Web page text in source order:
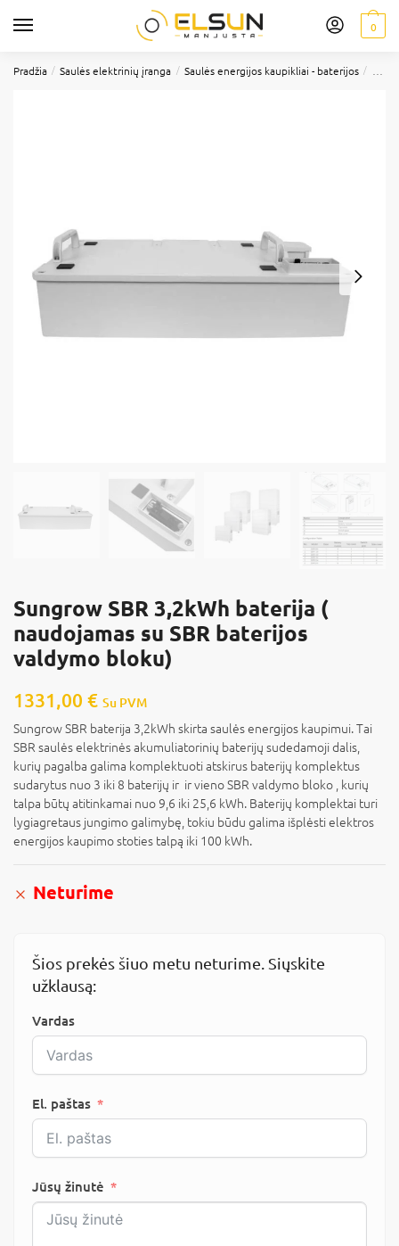
0
Pradžia / Saulės elektrinių įranga / Saulės energijos kaupikliai - baterijos /
Sungrow SBR 3,2kWh baterija (
naudojamas su SBR baterijos
valdymo bloku)
1331,00 € Su PVM
Sungrow SBR baterija 3,2kWh skirta saulės energijos kaupimui. Tai
SBR saulės elektrinės akumuliatorinių baterijų sudedamoji dalis,
kurių pagalba galima komplektuoti atskirus baterijų komplektus
sudarytus nuo 3 iki 8 baterijų ir ir vieno SBR valdymo bloko , kurių
talpa būtų atitinkamai nuo 9,6 iki 25,6 kWh. Baterijų komplektai turi
lygiagretaus jungimo galimybę, tokiu būdu galima išplėsti elektros
energijos kaupimo stoties talpą iki 100 kWh.
Neturime
Šios prekės šiuo metu neturime. Siųskite
užklausą:
Vardas
El. paštas
Jūsų žinutė